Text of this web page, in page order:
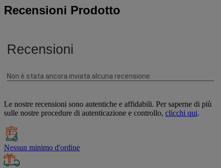
Recensioni Prodotto
Le nostre recensioni sono autentiche e affidabili. Per saperne di più
sulle nostre procedure di autenticazione e controllo, clicchi qui.
Nessun minimo d'ordine